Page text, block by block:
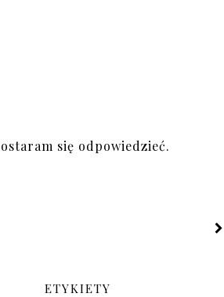
się odpowiedzieć.
ETYKIETY